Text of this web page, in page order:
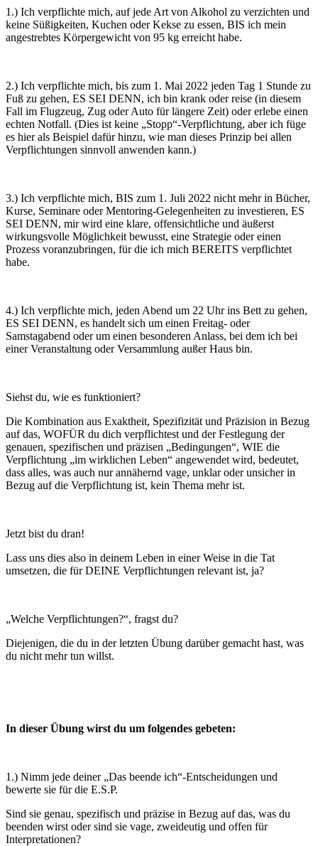
1.) Ich verpflichte mich, auf jede Art von Alkohol zu verzichten und
keine Süßigkeiten, Kuchen oder Kekse zu essen, BIS ich mein
angestrebtes Körpergewicht von 95 kg erreicht habe.
2.) Ich verpflichte mich, bis zum 1. Mai 2022 jeden Tag 1 Stunde zu
Fuß zu gehen, ES SEI DENN, ich bin krank oder reise (in diesem
Fall im Flugzeug, Zug oder Auto für längere Zeit) oder erlebe einen
echten Notfall. (Dies ist keine „Stopp“-Verpflichtung, aber ich füge
es hier als Beispiel dafür hinzu, wie man dieses Prinzip bei allen
Verpflichtungen sinnvoll anwenden kann.)
3.) Ich verpflichte mich, BIS zum 1. Juli 2022 nicht mehr in Bücher,
Kurse, Seminare oder Mentoring-Gelegenheiten zu investieren, ES
SEI DENN, mir wird eine klare, offensichtliche und äußerst
wirkungsvolle Möglichkeit bewusst, eine Strategie oder einen
Prozess voranzubringen, für die ich mich BEREITS verpflichtet
habe.
4.) Ich verpflichte mich, jeden Abend um 22 Uhr ins Bett zu gehen,
ES SEI DENN, es handelt sich um einen Freitag- oder
Samstagabend oder um einen besonderen Anlass, bei dem ich bei
einer Veranstaltung oder Versammlung außer Haus bin.
Siehst du, wie es funktioniert?
Die Kombination aus Exaktheit, Spezifizität und Präzision in Bezug
auf das, WOFÜR du dich verpflichtest und der Festlegung der
genauen, spezifischen und präzisen „Bedingungen“, WIE die
Verpflichtung „im wirklichen Leben“ angewendet wird, bedeutet,
dass alles, was auch nur annähernd vage, unklar oder unsicher in
Bezug auf die Verpflichtung ist, kein Thema mehr ist.
Jetzt bist du dran!
Lass uns dies also in deinem Leben in einer Weise in die Tat
umsetzen, die für DEINE Verpflichtungen relevant ist, ja?
„Welche Verpflichtungen?“, fragst du?
Diejenigen, die du in der letzten Übung darüber gemacht hast, was
du nicht mehr tun willst.
In dieser Übung wirst du um folgendes gebeten:
1.) Nimm jede deiner „Das beende ich“-Entscheidungen und
bewerte sie für die E.S.P.
Sind sie genau, spezifisch und präzise in Bezug auf das, was du
beenden wirst oder sind sie vage, zweideutig und offen für
Interpretationen?